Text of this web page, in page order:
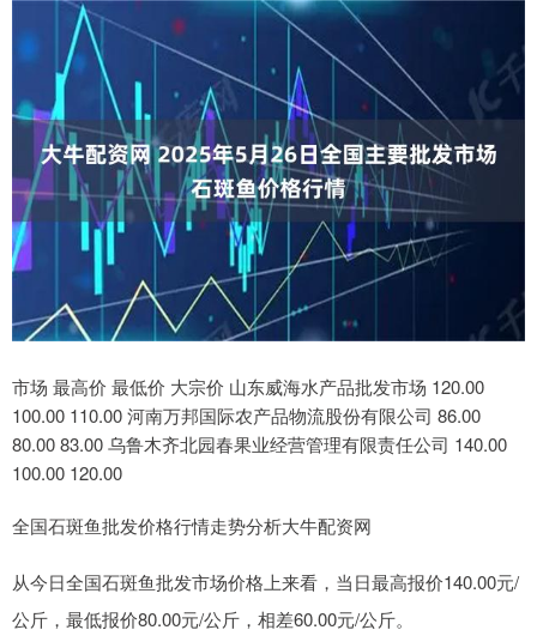
市场 最高价 最低价 大宗价 山东威海水产品批发市场 120.00
100.00 110.00 河南万邦国际农产品物流股份有限公司 86.00
80.00 83.00 乌鲁木齐北园春果业经营管理有限责任公司 140.00
100.00 120.00
全国石斑鱼批发价格行情走势分析大牛配资网
从今日全国石斑鱼批发市场价格上来看，当日最高报价140.00元/
公斤，最低报价80.00元/公斤，相差60.00元/公斤。